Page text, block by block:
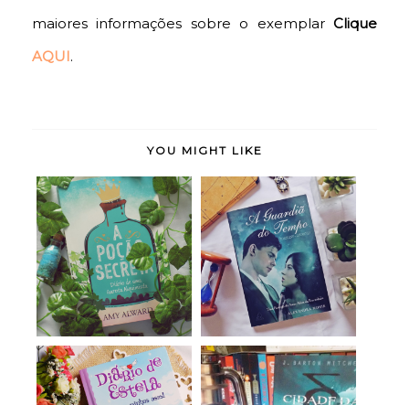
maiores informações sobre o exemplar Clique
AQUI.
YOU MIGHT LIKE
A Poção Secreta:
Diário de uma Garo...
A Guardiã do Tempo
(Timeless, Livro...